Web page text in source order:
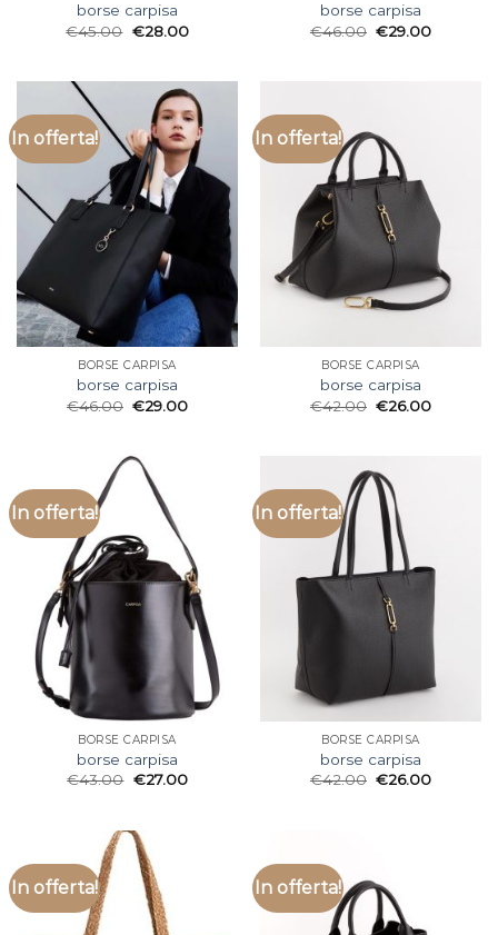
borse carpisa
€45.00 €28.00
borse carpisa
€46.00 €29.00
In offerta!
BORSE CARPISA
borse carpisa
€46.00 €29.00
In offerta!
BORSE CARPISA
borse carpisa
€42.00 €26.00
In offerta!
BORSE CARPISA
borse carpisa
€43.00 €27.00
In offerta!
BORSE CARPISA
borse carpisa
€42.00 €26.00
In offerta! In offerta!